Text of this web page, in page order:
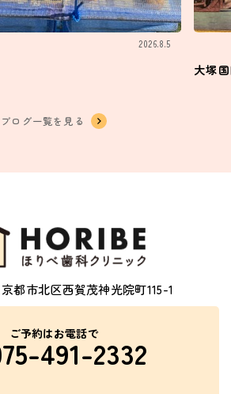
2026.8.5
大塚
ブログ一覧を見る
京都市北区西賀茂神光院町115-1
ご予約はお電話で
491-2332